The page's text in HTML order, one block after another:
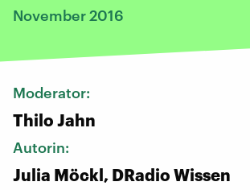
November 2016
Moderator:
Thilo Jahn
Autorin:
Julia Möckl, DRadio Wissen